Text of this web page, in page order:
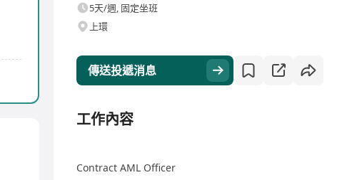
5天/週, 固定坐班
上環
傳送投遞消息
工作內容
Contract AML Officer